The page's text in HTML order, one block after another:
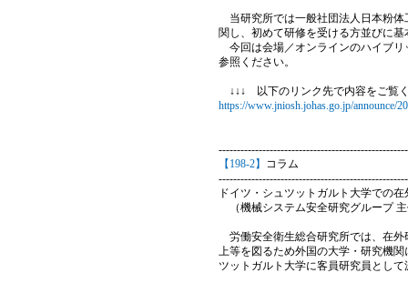
当研究所では一般社団法人日本粉体
関し、初めて研修を受ける方並びに
今回は会場／オンラインのハイブリ
参照ください。
↓↓↓ 以下のリンク先で内容をご覧
https://www.jniosh.johas.go.jp/announce/
【198-2】 コラム
ドイツ・シュツットガルト大学での
（機械システム安全研究グループ
労働安全衛生総合研究所では、在外
上等を図るため外国の大学・研究機
ツットガルト大学に客員研究員とし